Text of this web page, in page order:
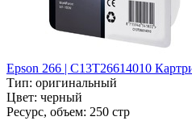
Epson 266 | C13T26614010
Тип: оригинальный
Цвет: черный
Ресурс, объем: 250 стр